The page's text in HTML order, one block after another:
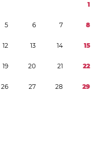
1
5 6 7 8
12 13 14 15
19 20 21 22
26 27 28 29